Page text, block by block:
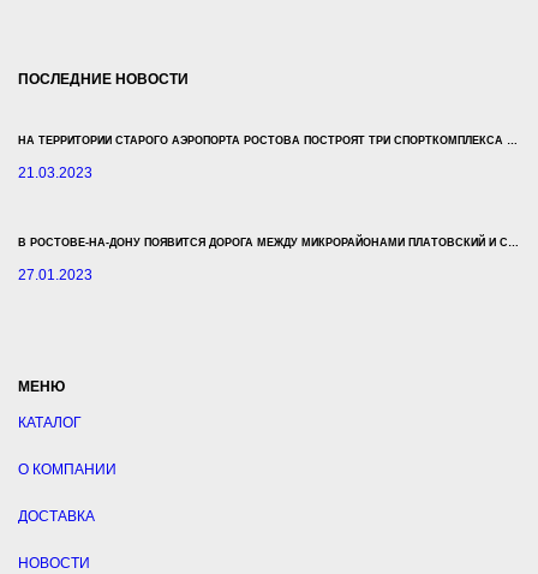
ПОСЛЕДНИЕ НОВОСТИ
21.03.2023
27.01.2023
МЕНЮ
КАТАЛОГ
О КОМПАНИИ
ДОСТАВКА
НОВОСТИ